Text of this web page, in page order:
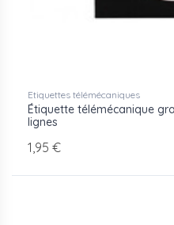
Etiquettes télémécaniques
Étiquette télémécanique
lignes
1,95 €